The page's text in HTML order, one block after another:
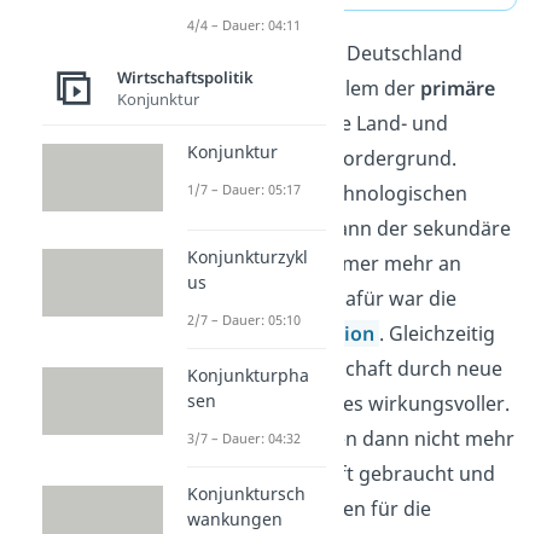
Bis ca. 1860 stand in Deutschland
beispielsweise vor allem der primäre
und damit die Land- und
Forstwirtschaft im Vordergrund.
Durch die neuen technologischen
Entwicklungen gewann der sekundäre
Sektor allerdings immer mehr an
Bedeutung. Grund dafür war die
industrielle Revolution . Gleichzeitig
wurde die Landwirtschaft durch neue
Maschinen um einiges wirkungsvoller.
Viele Arbeiter wurden dann nicht mehr
in der Landwirtschaft gebraucht und
arbeiteten stattdessen für die
4/4 – Dauer: 04:11
Wirtschaftspolitik
Konjunktur
Konjunktur
1/7 – Dauer: 05:17
Konjunkturzykl
us
2/7 – Dauer: 05:10
Konjunkturpha
sen
3/7 – Dauer: 04:32
Konjunktursch
wankungen